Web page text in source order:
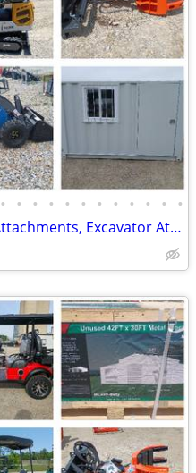
• • • • • • • • • • • •
Mini Excavators, Skid Steer Attachments, Excavator Attachments